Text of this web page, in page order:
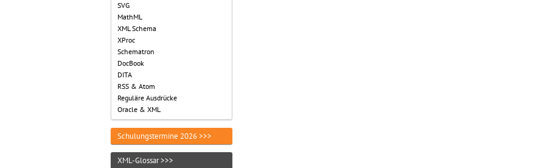
SVG
MathML
XML Schema
XProc
Schematron
DocBook
DITA
RSS & Atom
Reguläre Ausdrücke
Oracle & XML
Schulungstermine 2026 >>>
XML-Glossar >>>